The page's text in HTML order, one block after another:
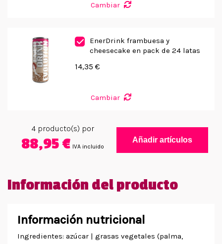
Cambiar
EnerDrink frambuesa y
cheesecake en pack de 24 latas
14,35 €
Cambiar
4producto(s) por
88,95 € IVA incluido
Añadir artículos
Información del producto
Información nutricional
Ingredientes: azúcar | grasas vegetales (palma,